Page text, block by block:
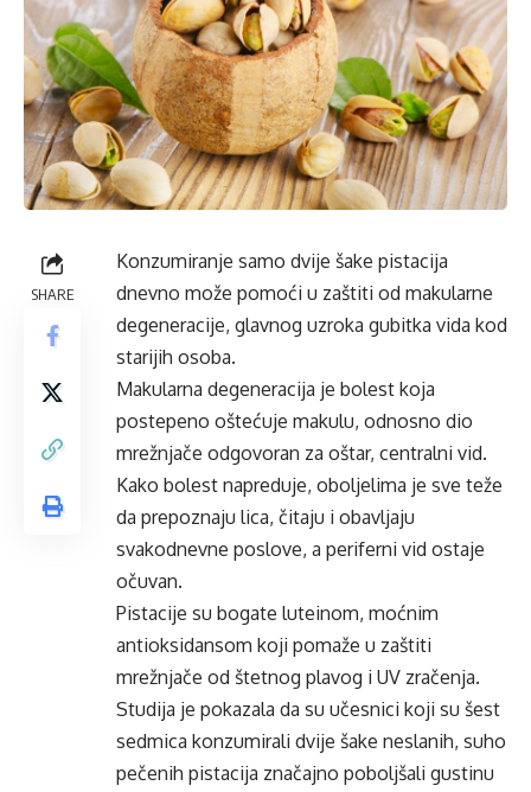
SHARE
Konzumiranje samo dvije šake pistacija
dnevno može pomoći u zaštiti od makularne
degeneracije, glavnog uzroka gubitka vida kod
starijih osoba.
Makularna degeneracija je bolest koja
postepeno oštećuje makulu, odnosno dio
mrežnjače odgovoran za oštar, centralni vid.
Kako bolest napreduje, oboljelima je sve teže
da prepoznaju lica, čitaju i obavljaju
svakodnevne poslove, a periferni vid ostaje
očuvan.
Pistacije su bogate luteinom, moćnim
antioksidansom koji pomaže u zaštiti
mrežnjače od štetnog plavog i UV zračenja.
Studija je pokazala da su učesnici koji su šest
sedmica konzumirali dvije šake neslanih, suho
pečenih pistacija značajno poboljšali gustinu